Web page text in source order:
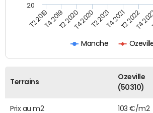
Manche
T2 2019T4 2019T2 2020T4 2020T2 2021T4 2021T2 2022
T4
20
Terrains
Ozeville
(50310)
Prix au m2 103 €/m2